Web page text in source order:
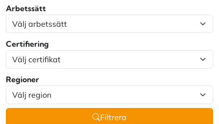
Arbetssätt
Certifiering
Regioner
Filtrera